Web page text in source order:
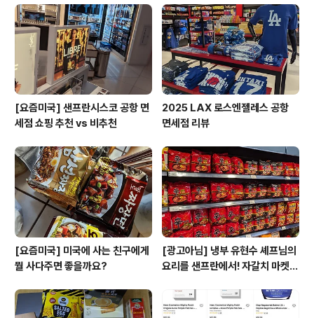
좋은 가격같아요. 유제품이기도 하고 아마 미국 현지 생산
이 아닐까 싶네요. 사실 저도 처음에는 이게 어디 제품인지
감이 잘 안왔어요. 한국 제품 요즘 인기가 워낙 많아서 Kor
ean coffee 라고 ..
[요즘미국] 샌프란시스코 공항 면
세점 쇼핑 추천 vs 비추천
2025 LAX 로스엔젤레스 공항
면세점 리뷰
[요즘미국] 미국에 사는 친구에게
뭘 사다주면 좋을까요?
[광고아님] 냉부 유현수 셰프님의
요리를 샌프란에서! 자갈치 마켓